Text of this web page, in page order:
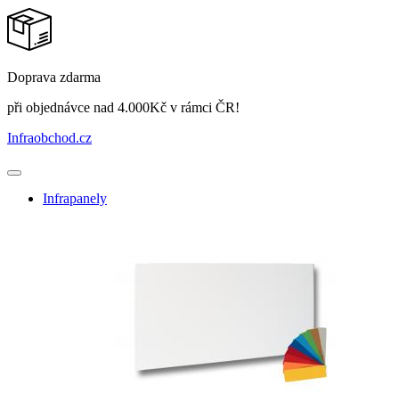
Doprava zdarma
při objednávce nad 4.000Kč v rámci ČR!
Infraobchod.cz
Infrapanely